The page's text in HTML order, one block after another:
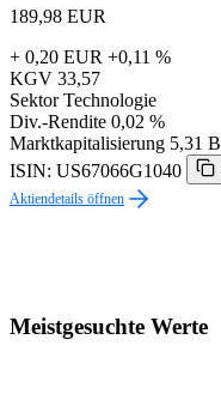
189,98 EUR
+ 0,20 EUR +0,11 %
KGV 33,57
Sektor Technologie
Div.-Rendite 0,02 %
Marktkapitalisierung 5,31
ISIN: US67066G1040
Aktiendetails öffnen
Meistgesuchte Werte